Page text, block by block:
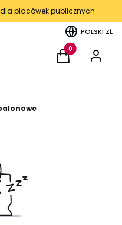
placówek publicznych
POLSKI ZŁ
Produkty w
Koszyk Zaloguj